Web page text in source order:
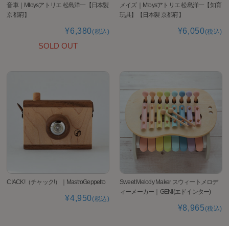
音車｜Mtoysアトリエ 松島洋一【日本製
京都府】
¥6,380(税込)
SOLD OUT
メイズ｜Mtoysアトリエ 松島洋一【知育
玩具】【日本製 京都府】
¥6,050(税込)
CIACK!（チャック!）｜MastroGeppetto
¥4,950(税込)
Sweet Melody Maker スウィートメロデ
ィーメーカー｜GENI(エドインター)
¥8,965 (税込)